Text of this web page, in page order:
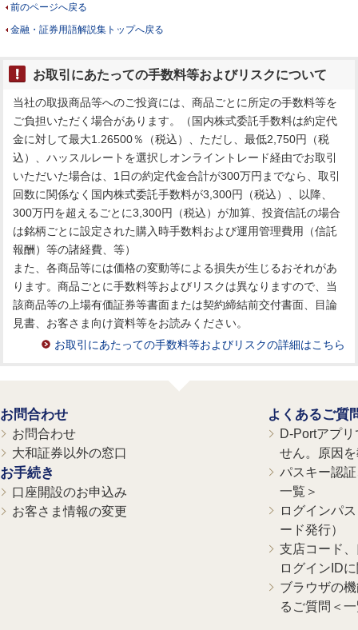
前のページへ戻る
金融・証券用語解説集トップへ戻る
お取引にあたっての手数料等およびリスクについて
当社の取扱商品等へのご投資には、商品ごとに所定の手数料等を
ご負担いただく場合があります。（国内株式委託手数料は約定代
金に対して最大1.26500％（税込）、ただし、最低2,750円（税
込）、ハッスルレートを選択しオンライントレード経由でお取引
いただいた場合は、1日の約定代金合計が300万円までなら、取引
回数に関係なく国内株式委託手数料が3,300円（税込）、以降、
300万円を超えるごとに3,300円（税込）が加算、投資信託の場合
は銘柄ごとに設定された購入時手数料および運用管理費用（信託
報酬）等の諸経費、等）
また、各商品等には価格の変動等による損失が生じるおそれがあ
ります。商品ごとに手数料等およびリスクは異なりますので、当
該商品等の上場有価証券等書面または契約締結前交付書面、目論
見書、お客さま向け資料等をお読みください。
お取引にあたっての手数料等およびリスクの詳細はこちら
お問合わせ
お問合わせ
大和証券以外の窓口
お手続き
口座開設のお申込み
お客さま情報の変更
よくあるご質
D-Portアプ
せん。原因
パスキー認
一覧＞
ログインパ
ード発行）
支店コード
ログインID
ブラウザの
るご質問＜